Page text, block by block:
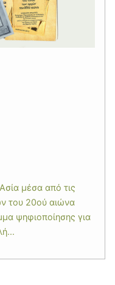
μέσα από τις
του 20ού αιώνα
ψηφιοποίησης για